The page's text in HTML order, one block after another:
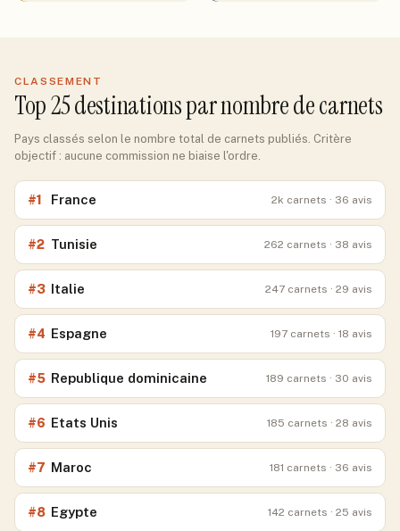
CLASSEMENT
Top 25 destinations par nombre de carnets
Pays classés selon le nombre total de carnets publiés. Critère
objectif : aucune commission ne biaise l'ordre.
#1 France 2k carnets · 36 avis
#2 Tunisie 262 carnets · 38 avis
#3 Italie 247 carnets · 29 avis
#4 Espagne 197 carnets · 18 avis
#5 Republique dominicaine 189 carnets · 30 avis
#6 Etats Unis 185 carnets · 28 avis
#7 Maroc 181 carnets · 36 avis
#8 Egypte 142 carnets · 25 avis